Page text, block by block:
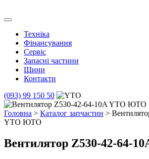
to
Техніка
Фінансування
Сервіс
Запасні частини
Шини
Контакти
(093) 99 150 50
Головна > Каталог запчастин >
YTO ЮТО
Вентилятор Z530-42-64-